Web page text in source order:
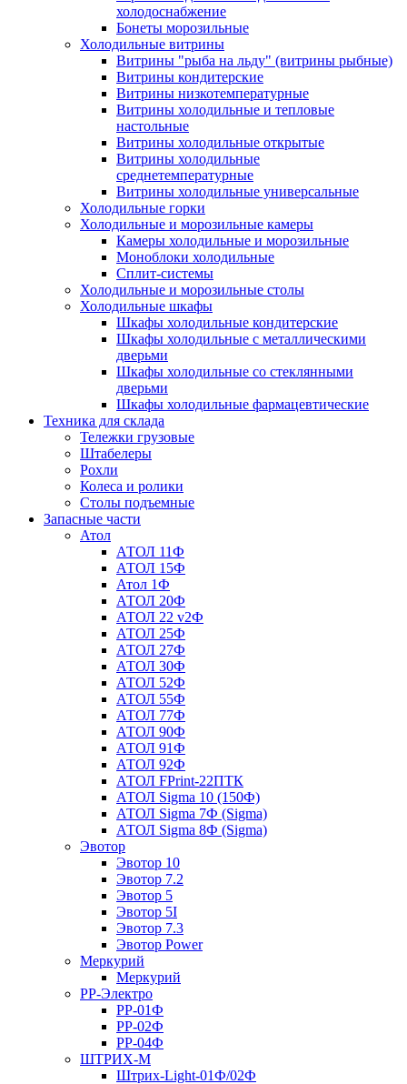
холодоснабжение
Бонеты морозильные
Холодильные витрины
Витрины "рыба на льду" (витрины рыбные)
Витрины кондитерские
Витрины низкотемпературные
Витрины холодильные и тепловые
настольные
Витрины холодильные открытые
Витрины холодильные
среднетемпературные
Витрины холодильные универсальные
Холодильные горки
Холодильные и морозильные камеры
Камеры холодильные и морозильные
Моноблоки холодильные
Сплит-системы
Холодильные и морозильные столы
Холодильные шкафы
Шкафы холодильные кондитерские
Шкафы холодильные с металлическими
дверьми
Шкафы холодильные со стеклянными
дверьми
Шкафы холодильные фармацевтические
Техника для склада
Тележки грузовые
Штабелеры
Рохли
Колеса и ролики
Столы подъемные
Запасные части
Атол
АТОЛ 11Ф
АТОЛ 15Ф
Атол 1Ф
АТОЛ 20Ф
АТОЛ 22 v2Ф
АТОЛ 25Ф
АТОЛ 27Ф
АТОЛ 30Ф
АТОЛ 52Ф
АТОЛ 55Ф
АТОЛ 77Ф
АТОЛ 90Ф
АТОЛ 91Ф
АТОЛ 92Ф
АТОЛ FPrint-22ПТК
АТОЛ Sigma 10 (150Ф)
АТОЛ Sigma 7Ф (Sigma)
АТОЛ Sigma 8Ф (Sigma)
Эвотор
Эвотор 10
Эвотор 7.2
Эвотор 5
Эвотор 5I
Эвотор 7.3
Эвотор Power
Меркурий
Меркурий
РР-Электро
РР-01Ф
РР-02Ф
РР-04Ф
ШТРИХ-М
Штрих-Light-01Ф/02Ф